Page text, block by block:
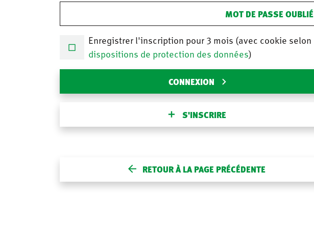
MOT DE PASSE OUBLIÉ
Enregistrer l'inscription pour 3 mois (avec cookie selon
dispositions de protection des données)
CONNEXION
S'INSCRIRE
RETOUR À LA PAGE PRÉCÉDENTE